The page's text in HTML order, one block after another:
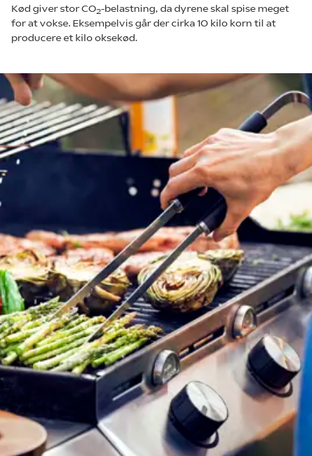
Kød giver stor CO2-belastning, da dyrene skal spise meget
for at vokse. Eksempelvis går der cirka 10 kilo korn til at
producere et kilo oksekød.